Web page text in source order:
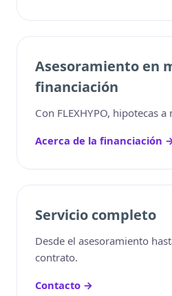
Asesoramiento en
financiación
Con FLEXHYPO, hipotecas a
Acerca de la financiación
Servicio completo
Desde el asesoramiento
contrato.
Contacto →